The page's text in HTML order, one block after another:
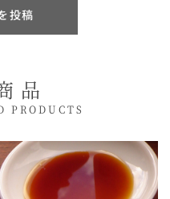
ほとんどやっていな
味、素材の味を決め
ではごまかされたく
投稿
品
PRODUCTS